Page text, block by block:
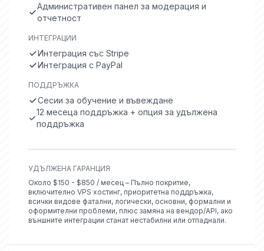
Административен панел за модерация и
отчетност
ИНТЕГРАЦИИ
Интеграция със Stripe
Интеграция с PayPal
ПОДДРЪЖКА
Сесии за обучение и въвеждане
12 месеца поддръжка + опция за удължена
поддръжка
УДЪЛЖЕНА ГАРАНЦИЯ
Около $150 - $850 / месец – Пълно покритие,
включително VPS хостинг, приоритетна поддръжка,
всички видове фатални, логически, основни, формални и
оформителни проблеми, плюс замяна на вендор/API, ако
външните интеграции станат нестабилни или отпаднали.